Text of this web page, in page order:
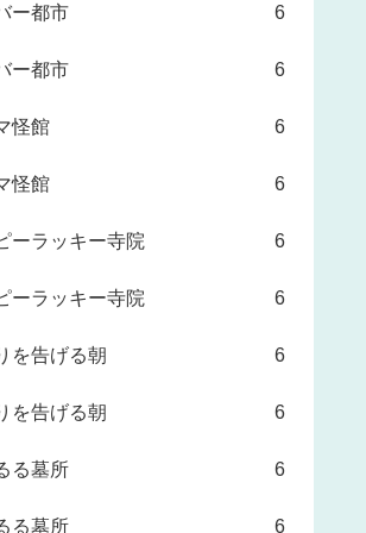
ー都市 6
ー都市 6
怪館 6
怪館 6
ーラッキー寺院 6
ーラッキー寺院 6
を告げる朝 6
を告げる朝 6
る墓所 6
る墓所 6